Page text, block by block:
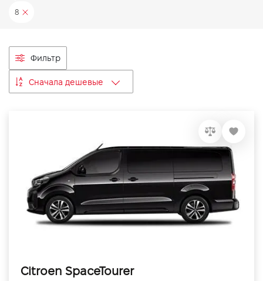
8
Фильтр
Сначала дешевые
Citroen SpaceTourer
Контакты